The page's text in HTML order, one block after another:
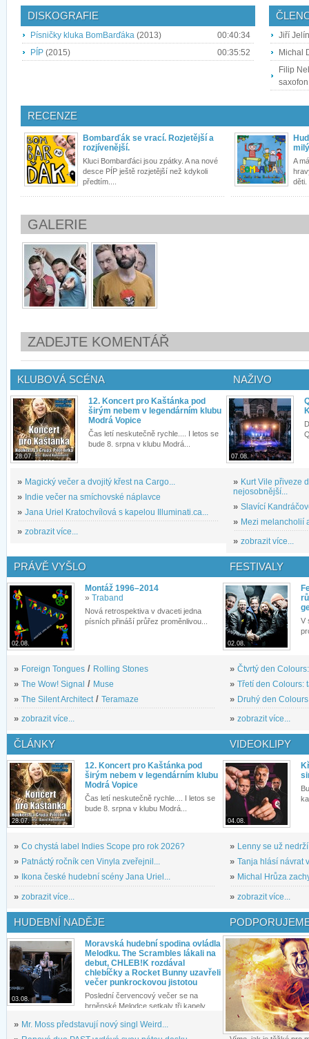
DISKOGRAFIE
Písničky kluka BomBarďáka (2013)
00:40:34
PÍP (2015) 00:35:52
Jiří
Michal
Filip
RECENZE
Bombarďák se vrací. Rozjetější a
rozjívenější.
Kluci Bombarďáci jsou zpátky. A na nové
desce PÍP ještě rozjetější než kdykoli
předtím....
milý
A
děti.
GALERIE
ZADEJTE KOMENTÁŘ
KLUBOVÁ SCÉNA
28.07.
12. Koncert pro Kaštánka pod
širým nebem v legendárním klubu
Modrá Vopice
Čas letí neskutečně rychle.... I letos se
bude 8. srpna v klubu Modrá...
» Magický večer a dvojitý křest na Cargo...
» Indie večer na smíchovské náplavce
» Jana Uriel Kratochvílová s kapelou Illuminati.ca...
» zobrazit více...
NAŽIVO
07.08.
» Kurt Vile přiveze
nejosobnější...
» Slavící
» Mezi melancholií
» zobrazit více...
PRÁVĚ VYŠLO
02.08.
Montáž 1996–2014
» Traband
Nová retrospektiva v dvaceti jedna
písních přináší průřez proměnlivou...
» Foreign Tongues / Rolling Stones
» The Wow! Signal / Muse
» The Silent Architect/ Teramaze
» zobrazit více...
FESTIVALY
02.08.
V
» Čtvrtý den
» Třetí den Colours:
» Druhý den
» zobrazit více...
ČLÁNKY
28.07.
12. Koncert pro Kaštánka pod
širým nebem v legendárním klubu
Modrá Vopice
Čas letí neskutečně rychle.... I letos se
bude 8. srpna v klubu Modrá...
» Co chystá label Indies Scope pro rok 2026?
» Patnáctý ročník cen Vinyla zveřejnil...
»
Ikona české hudební scény Jana Uriel...
» zobrazit více...
VIDEOKLIPY
04.08.
» Lenny se už
» Tanja hlásí návrat
» Michal Hrůza
» zobrazit více...
HUDEBNÍ NADĚJE
03.08.
Moravská hudební spodina ovládla
Melodku. The Scrambles lákali na
debut, CHLEB!K rozdával
chlebíčky a Rocket Bunny uzavřeli
večer punkrockovou jistotou
Poslední červencový večer se na
brněnské Melodce setkaly tři kapely...
» Mr. Moss představují nový singl Weird...